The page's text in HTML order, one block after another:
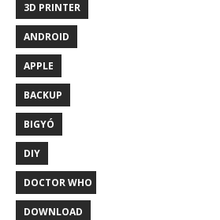
3D PRINTER
ANDROID
APPLE
BACKUP
BIGYÓ
DIY
DOCTOR WHO
DOWNLOAD